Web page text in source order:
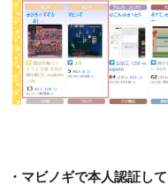
・マビノギで本人認証し